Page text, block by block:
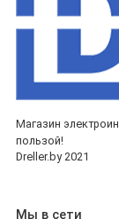
Магазин
пользой!
Dreller.by 2021
Мы в сети